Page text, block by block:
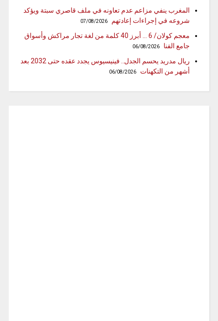
المغرب ينفي مزاعم عدم تعاونه في ملف قاصري سبتة ويؤكد
شروعه في إجراءات إعادتهم
07/08/2026
معجم كولان/ 6 … أبرز 40 كلمة من لغة تجار مراكش وأسواق
جامع الفنا
06/08/2026
ريال مدريد يحسم الجدل.. فينيسيوس يجدد عقده حتى 2032 بعد
أشهر من التكهنات
06/08/2026